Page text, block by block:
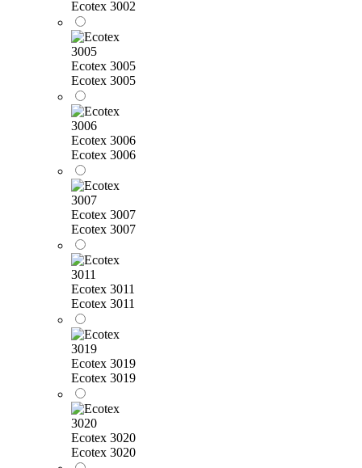
Ecotex 3002
Ecotex 3005
Ecotex 3005
Ecotex 3006
Ecotex 3006
Ecotex 3007
Ecotex 3007
Ecotex 3011
Ecotex 3011
Ecotex 3019
Ecotex 3019
Ecotex 3020
Ecotex 3020